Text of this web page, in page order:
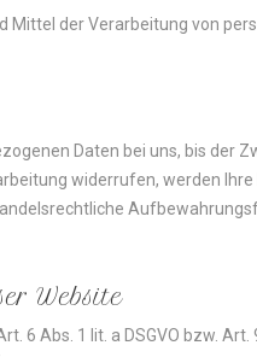
der Verarbeitung von
Daten bei uns, bis der
widerrufen, werden
Website
Abs. 1 lit. a DSGVO bzw. Art.